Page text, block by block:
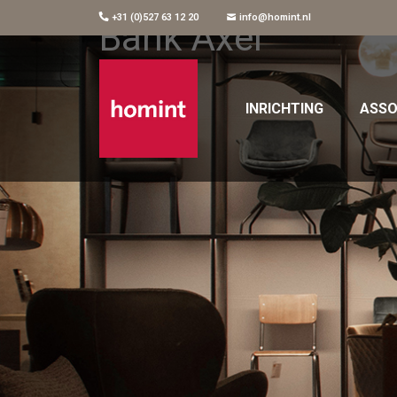
+31 (0)527 63 12 20 info@homint.nl
INRICHTING
Bank Axel